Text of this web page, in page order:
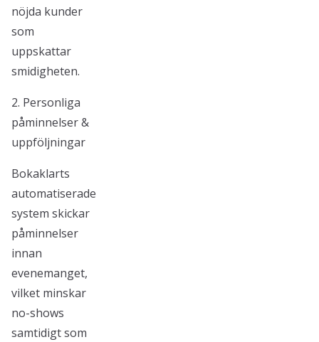
nöjda kunder
som
uppskattar
smidigheten.
2. Personliga
påminnelser &
uppföljningar
Bokaklarts
automatiserade
system skickar
påminnelser
innan
evenemanget,
vilket minskar
no-shows
samtidigt som